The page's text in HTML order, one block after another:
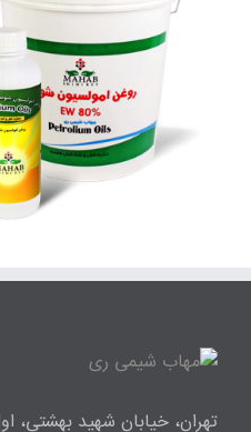
تهران، خیابان شهید بهشتی،